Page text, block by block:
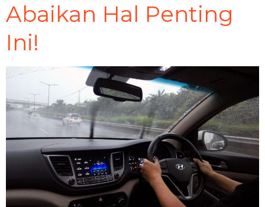
Abaikan Hal Penting
Ini!